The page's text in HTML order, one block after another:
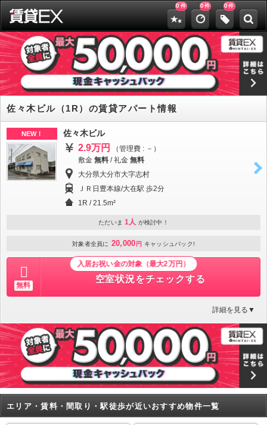
0 件 0件 0件
佐々木ビル（1R）の賃貸アパート情報
NEW！ 佐々木ビル
2.9万円
（管理費 : －）
敷金 無料 /礼金 無料
大分県大分市大字志村
ＪＲ日豊本線/大在駅 歩2分
1R / 21.5m²
ただいま 1人 が検討中！
対象者全員に 20,000 円 キャッシュバック!
無料
入居お祝い金の対象（最大2万円）
空室状況をチェックする
詳細を見る▼
エリア・賃料・間取り・駅徒歩が近いおすすめ物件一覧